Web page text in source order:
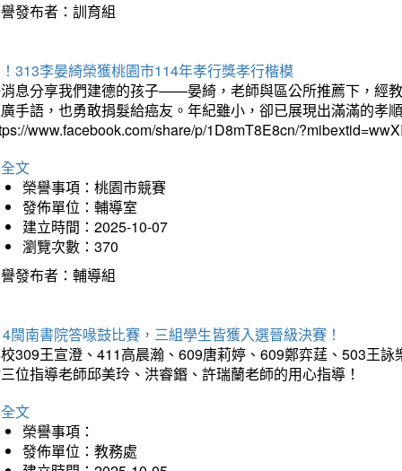
發布者：訓育組
313李晏綺榮獲桃園市114年孝行獎孝行楷模
息分享我們建德的孩子——晏綺，老師與區公所推薦下，經
手語，也勇敢捐髮給癌友。年紀雖小，卻已展現出滿滿的孝
www.facebook.com/share/p/1D8mT8E8cn/
文
榮譽事項：桃園市競賽
發佈單位：輔導室
建立時間：2025-10-07
瀏覽次數：370
發布者：輔導組
閩南書院答喙鼓比賽，三組學生皆獲入選晉級決賽！
309王宣澄、411高晨瀚、609唐莉婷、609鄭弈莛、503王
位指導老師邱美玲、洪睿鍲、許瑞蘭老師的用心指導！
文
榮譽事項：
發佈單位：教務處